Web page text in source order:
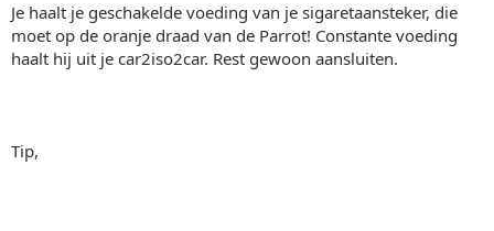
Je haalt je geschakelde voeding van je sigaretaansteker, die
moet op de oranje draad van de Parrot! Constante voeding
haalt hij uit je car2iso2car. Rest gewoon aansluiten.
Tip,